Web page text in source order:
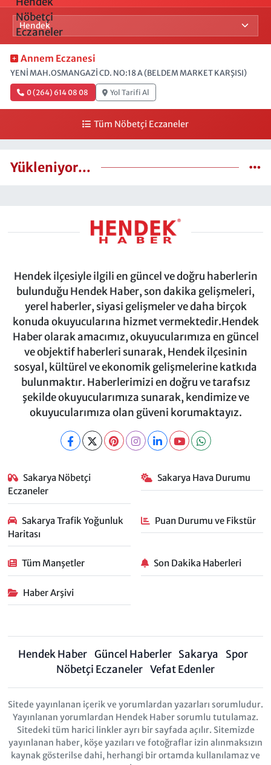
Annem Eczanesi
YENİ MAH.OSMANGAZİ CD. NO:18 A (BELDEM MARKET KARŞISI)
0 (264) 614 08 08 Yol Tarifi Al
Tüm Nöbetçi Eczaneler
Yükleniyor...
Hendek ilçesiyle ilgili en güncel ve doğru haberlerin
bulunduğu Hendek Haber, son dakika gelişmeleri,
yerel haberler, siyasi gelişmeler ve daha birçok
konuda okuyucularına hizmet vermektedir.Hendek
Haber olarak amacımız, okuyucularımıza en güncel
ve objektif haberleri sunarak, Hendek ilçesinin
sosyal, kültürel ve ekonomik gelişmelerine katkıda
bulunmaktır. Haberlerimizi en doğru ve tarafsız
şekilde okuyucularımıza sunarak, kendimize ve
okuyucularımıza olan güveni korumaktayız.
Sakarya Nöbetçi
Eczaneler
Sakarya Hava Durumu
Sakarya Trafik Yoğunluk
Haritası
Puan Durumu ve Fikstür
Tüm Manşetler Son Dakika Haberleri
Haber Arşivi
Hendek Haber Güncel Haberler Sakarya
Spor
Nöbetçi Eczaneler Vefat Edenler
Sitede yayınlanan içerik ve yorumlardan yazarları sorumludur.
Yayınlanan yorumlardan Hendek Haber sorumlu tutulamaz.
Sitedeki tüm harici linkler ayrı bir sayfada açılır. Sitemizde
yayınlanan haber, köşe yazıları ve fotoğraflar izin alınmaksızın
kaynak gösterilse dahi, herhangi bir ortamda kullanılamaz ve